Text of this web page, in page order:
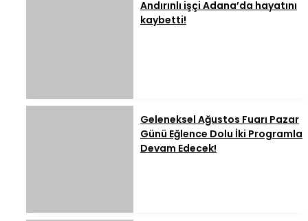
Andırınlı işçi Adana’da hayatını
kaybetti!
Geleneksel Ağustos Fuarı Pazar
Günü Eğlence Dolu İki Programla
Devam Edecek!